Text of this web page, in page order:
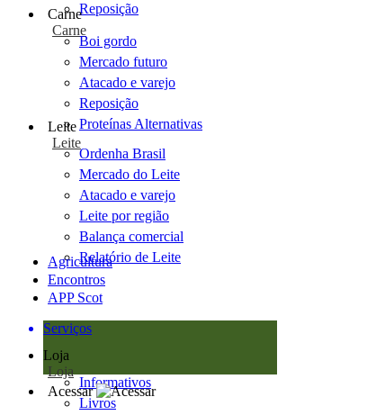
Reposição
Carne
Carne
Boi gordo
Mercado futuro
Atacado e varejo
Reposição
Proteínas Alternativas
Leite
Leite
Ordenha Brasil
Mercado do Leite
Atacado e varejo
Leite por região
Balança comercial
Relatório de Leite
Agricultura
Encontros
APP Scot
Serviços
Loja
Loja
Informativos
Livros
Acessar